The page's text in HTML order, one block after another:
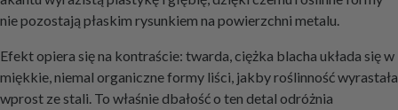
nie pozostają płaskim rysunkiem na powierzchni metalu.
Efekt opiera się na kontraście: twarda, ciężka blacha układa się w
miękkie, niemal organiczne formy liści, jakby roślinność wyrastała
wprost ze stali. To właśnie dbałość o ten detal odróżnia